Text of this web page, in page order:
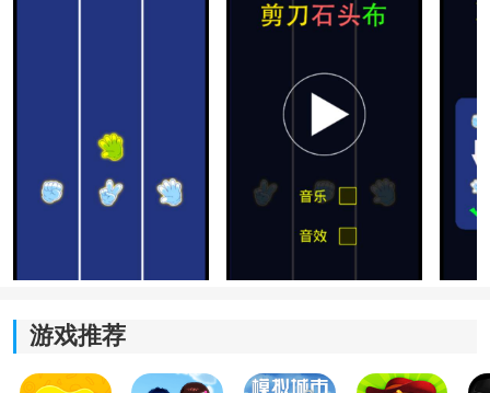
1、进入游戏开始挑战
下载安装游戏后，点击开始挑战即可进入关卡。游戏会
不断随机出现石头、剪刀、布图案，玩家需要快速做出
按照石头剪刀布的克制关系进行选择，必须在规定时间
内完成操作。每次正确判断都会获得积分，连续成功还
游戏推荐